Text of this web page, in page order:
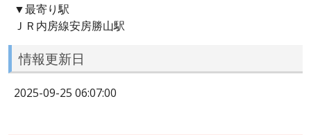
▼最寄り駅
ＪＲ内房線安房勝山駅
情報更新日
2025-09-25 06:07:00